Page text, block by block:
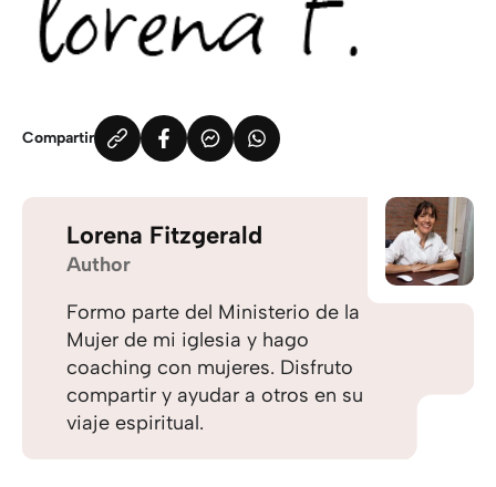
Compartir
Lorena Fitzgerald
Author
Formo parte del Ministerio de la
Mujer de mi iglesia y hago
coaching con mujeres. Disfruto
compartir y ayudar a otros en su
viaje espiritual.